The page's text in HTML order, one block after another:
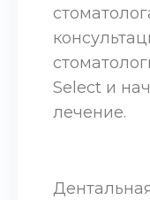
Select и
лечение.